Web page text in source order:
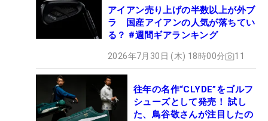
アイアン売り上げの半数以上が外ブ
ラ 国産アイアンの人気が落ちてい
る？ #週間ギアランキング
2026年7月30日 (木) 18時00分 11
往年の名作“CLYDE”をゴルフ
シューズとして発売！ 試し
た、鳥谷敬さんが注目したの